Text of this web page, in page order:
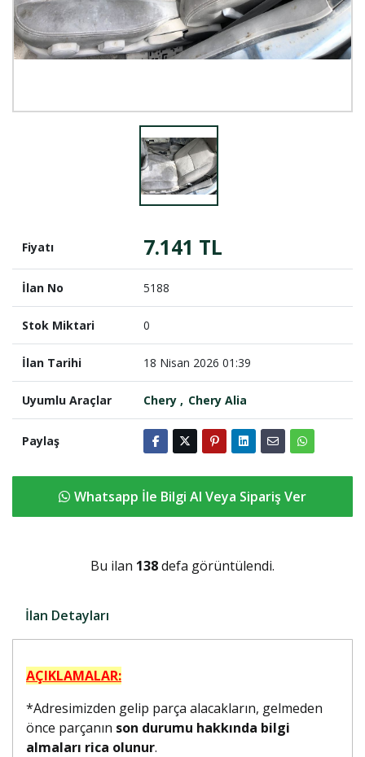
Fiyatı 7.141 TL
İlan No 5188
Stok Miktari 0
İlan Tarihi 18 Nisan 2026 01:39
Uyumlu Araçlar Chery Chery Alia
Paylaş
Whatsapp İle Bilgi Al Veya Sipariş Ver
Bu ilan 138defa görüntülendi.
İlan Detayları
AÇIKLAMALAR:
*Adresimizden gelip parça alacakların, gelmeden
önce parçanın son durumu hakkında bilgi
almaları rica olunur.